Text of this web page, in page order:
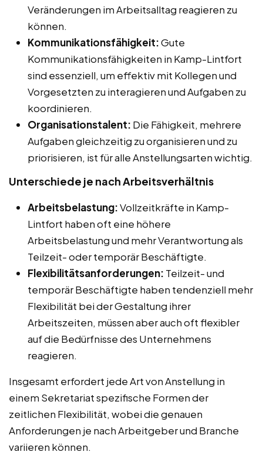
Veränderungen im Arbeitsalltag reagieren zu
können.
Kommunikationsfähigkeit:Gute
Kommunikationsfähigkeiten in Kamp-Lintfort
sind essenziell, um effektiv mit Kollegen und
Vorgesetzten zu interagieren und Aufgaben zu
koordinieren.
Organisationstalent: Die Fähigkeit, mehrere
Aufgaben gleichzeitig zu organisieren und zu
priorisieren, ist für alle Anstellungsarten wichtig.
Unterschiede je nach Arbeitsverhältnis
Arbeitsbelastung:Vollzeitkräfte in Kamp-
Lintfort haben oft eine höhere
Arbeitsbelastung und mehr Verantwortung als
Teilzeit- oder temporär Beschäftigte.
Flexibilitätsanforderungen: Teilzeit- und
temporär Beschäftigte haben tendenziell mehr
Flexibilität bei der Gestaltung ihrer
Arbeitszeiten, müssen aber auch oft flexibler
auf die Bedürfnisse des Unternehmens
reagieren.
Insgesamt erfordert jede Art von Anstellung in
einem Sekretariat spezifische Formen der
zeitlichen Flexibilität, wobei die genauen
Anforderungen je nach Arbeitgeber und Branche
variieren können.